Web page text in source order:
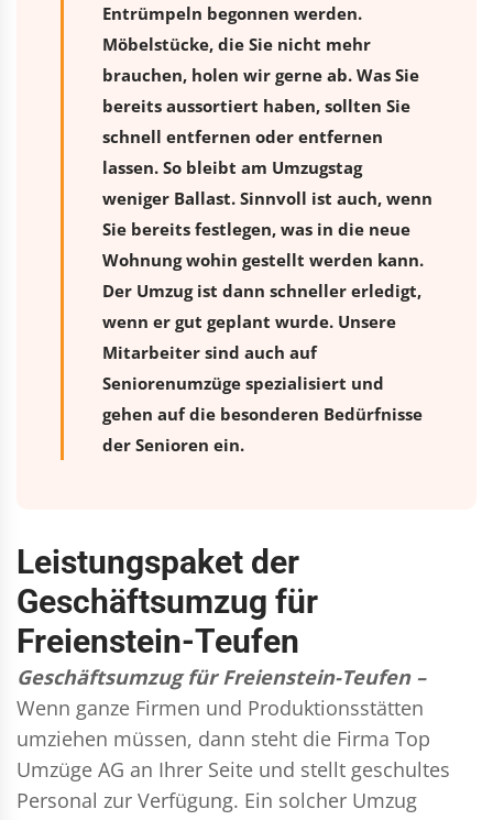
Entrümpeln begonnen werden.
Möbelstücke, die Sie nicht mehr
brauchen, holen wir gerne ab. Was Sie
bereits aussortiert haben, sollten Sie
schnell entfernen oder entfernen
lassen. So bleibt am Umzugstag
weniger Ballast. Sinnvoll ist auch, wenn
Sie bereits festlegen, was in die neue
Wohnung wohin gestellt werden kann.
Der Umzug ist dann schneller erledigt,
wenn er gut geplant wurde. Unsere
Mitarbeiter sind auch auf
Seniorenumzüge spezialisiert und
gehen auf die besonderen Bedürfnisse
der Senioren ein.
Leistungspaket der
Geschäftsumzug für
Freienstein-Teufen
Geschäftsumzug für Freienstein-Teufen –
Wenn ganze Firmen und Produktionsstätten
umziehen müssen, dann steht die Firma Top
Umzüge AG an Ihrer Seite und stellt geschultes
Personal zur Verfügung. Ein solcher Umzug